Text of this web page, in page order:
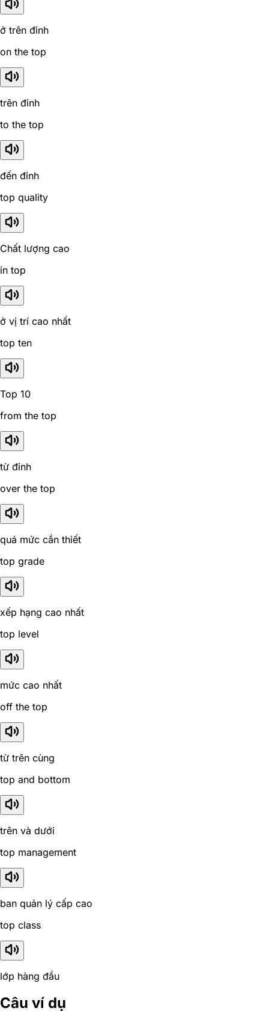
ở trên đỉnh
on the top
trên đỉnh
to the top
đến đỉnh
top quality
Chất lượng cao
in top
ở vị trí cao nhất
top ten
Top 10
from the top
từ đỉnh
over the top
quá mức cần thiết
top grade
xếp hạng cao nhất
top level
mức cao nhất
off the top
từ trên cùng
top and bottom
trên và dưới
top management
ban quản lý cấp cao
top class
lớp hàng đầu
Câu ví dụ